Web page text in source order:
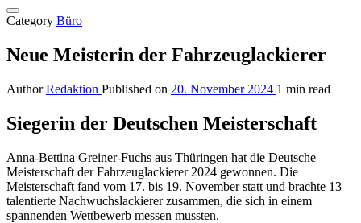
Category Büro
Neue Meisterin der Fahrzeuglackierer
Author Redaktion Published on 20. November 2024 1 min read
Siegerin der Deutschen Meisterschaft
Anna-Bettina Greiner-Fuchs aus Thüringen hat die Deutsche
Meisterschaft der Fahrzeuglackierer 2024 gewonnen. Die
Meisterschaft fand vom 17. bis 19. November statt und brachte 13
talentierte Nachwuchslackierer zusammen, die sich in einem
spannenden Wettbewerb messen mussten.